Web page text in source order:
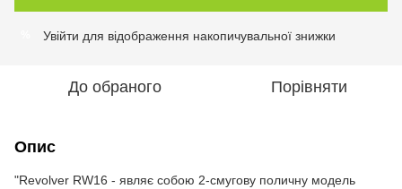
Увійти для відображення накопичувальної знижки
До обраного Порівняти
Опис
"Revolver RW16 - являє собою 2-смугову поличну модель